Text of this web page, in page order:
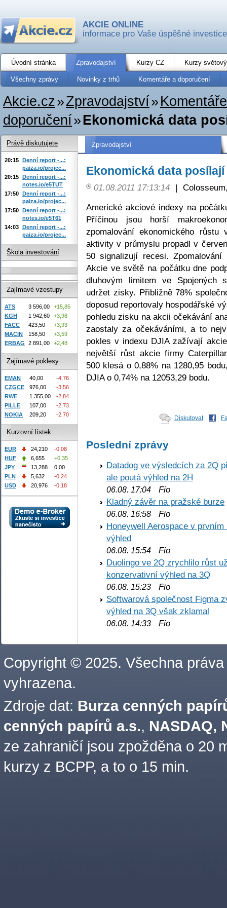
AKCIE ONLINE
informace pro Vaše úspěšné investice
Úvodní stránka Zpravodajství Kurzy CZ Kurzy
Všechny zprávy Novinky z trhů Komentáře a doporučení
Akcie.cz»Zpravodajství»
doporučení»Ekonomická data
Zpravodajství
Ekonomická data
01.08.2011 17:13:14 |
Americké akciové indexy na
Příčinou jsou horší
zpomalování ekonomického
aktivity v průmyslu propadl v
50 signalizují recesi.
Akcie ve světě na počátku dne
dluhovým limitem ve Spojených
udržet zisky. Přibližně 78%
doposud reportovaly hospodářské
pohledu zisku na akcii očekávání
zaostaly za očekáváními, a to
pokles v indexu DJIA zažívají
největší růst akcie firmy
500 klesá o 0,88% na 1280,95
DJIA o 0,74% na 12053,29 bodu.
Diskutovat
Poslední zprávy
Datadog ve výsledcích za 2Q
ale poutá výhled na 2H
06.08. 17:04 Fio
Kladný závěr na pražské burze
06.08. 16:58 Fio
Honeywell Aerospace v
výhled
06.08. 15:54 Fio
Duolingo ve 2Q zrychlilo růst
konzervativní výhled na 3Q
06.08. 15:23 Fio
Softwarová společnost Figma
výhled na 3Q však zklamal
06.08. 14:33 Fio
Právě diskutujete
20:15 Denní report -...:
paiza.io/projec...
20:15 Denní report -...:
notes.io/e5TUT
17:50 Denní report -...:
paiza.io/projec...
17:50 Denní report -...:
notes.io/e5T61
14:03 Denní report -...:
paiza.io/projec...
Škola investování
Zajímavé vzestupy
ATS 3 596,00
+15,85
KGH
1 942,60
+3,98
FACC
423,50
+3,93
MACIN
158,50
+3,59
ERBAG
2 891,00 +2,48
Zajímavé poklesy
EMAN 40,00
-4,76
CZGCE
976,00
-3,56
RWE
1 355,00
-2,84
PILLE
107,00
-2,73
NOKIA
209,20 -2,70
Kurzovní lístek
EUR 24,210
-0,08
HUF
6,655
+0,35
JPY
13,288
0,00
PLN
5,632
-0,24
USD
20,976 -0,18
Copyright © 2025. Všechna práva
vyhrazena.
Zdroje dat: Burza cenných
cenných papírů a.s., NASDAQ,
ze zahraničí jsou zpožděna o 20
kurzy z BCPP, a to o 15 min.